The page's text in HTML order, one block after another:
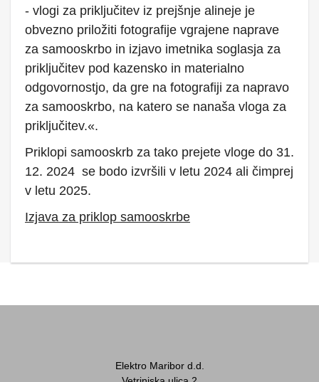
- vlogi za priključitev iz prejšnje alineje je
obvezno priložiti fotografije vgrajene naprave
za samooskrbo in izjavo imetnika soglasja za
priključitev pod kazensko in materialno
odgovornostjo, da gre na fotografiji za napravo
za samooskrbo, na katero se nanaša vloga za
priključitev.«.
Priklopi samooskrb za tako prejete vloge do 31.
12. 2024 se bodo izvršili v letu 2024 ali čimprej
v letu 2025.
Izjava za priklop samooskrbe
Elektro Maribor d.d.